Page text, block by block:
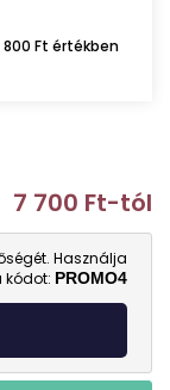
Ft értékben
7 700 Ft-tól
Használja
kódot: PROMO4